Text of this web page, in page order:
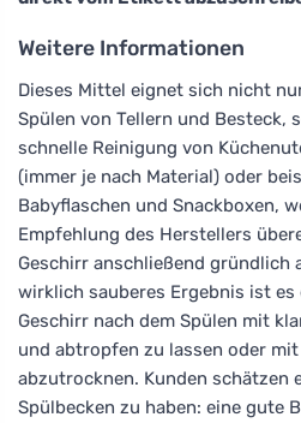
Weitere Informationen
Dieses Mittel eignet sich nicht
Spülen von Tellern und Besteck,
schnelle Reinigung von
(immer je nach Material) oder
Babyflaschen und Snackboxen,
Empfehlung des Herstellers
Geschirr anschließend gründlich
wirklich sauberes Ergebnis ist es
Geschirr nach dem Spülen mit
und abtropfen zu lassen oder
abzutrocknen. Kunden schätzen
Spülbecken zu haben: eine gute